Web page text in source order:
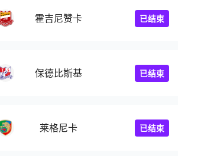
霍吉尼赞卡 已结束
保德比斯基 已结束
莱格尼卡 已结束